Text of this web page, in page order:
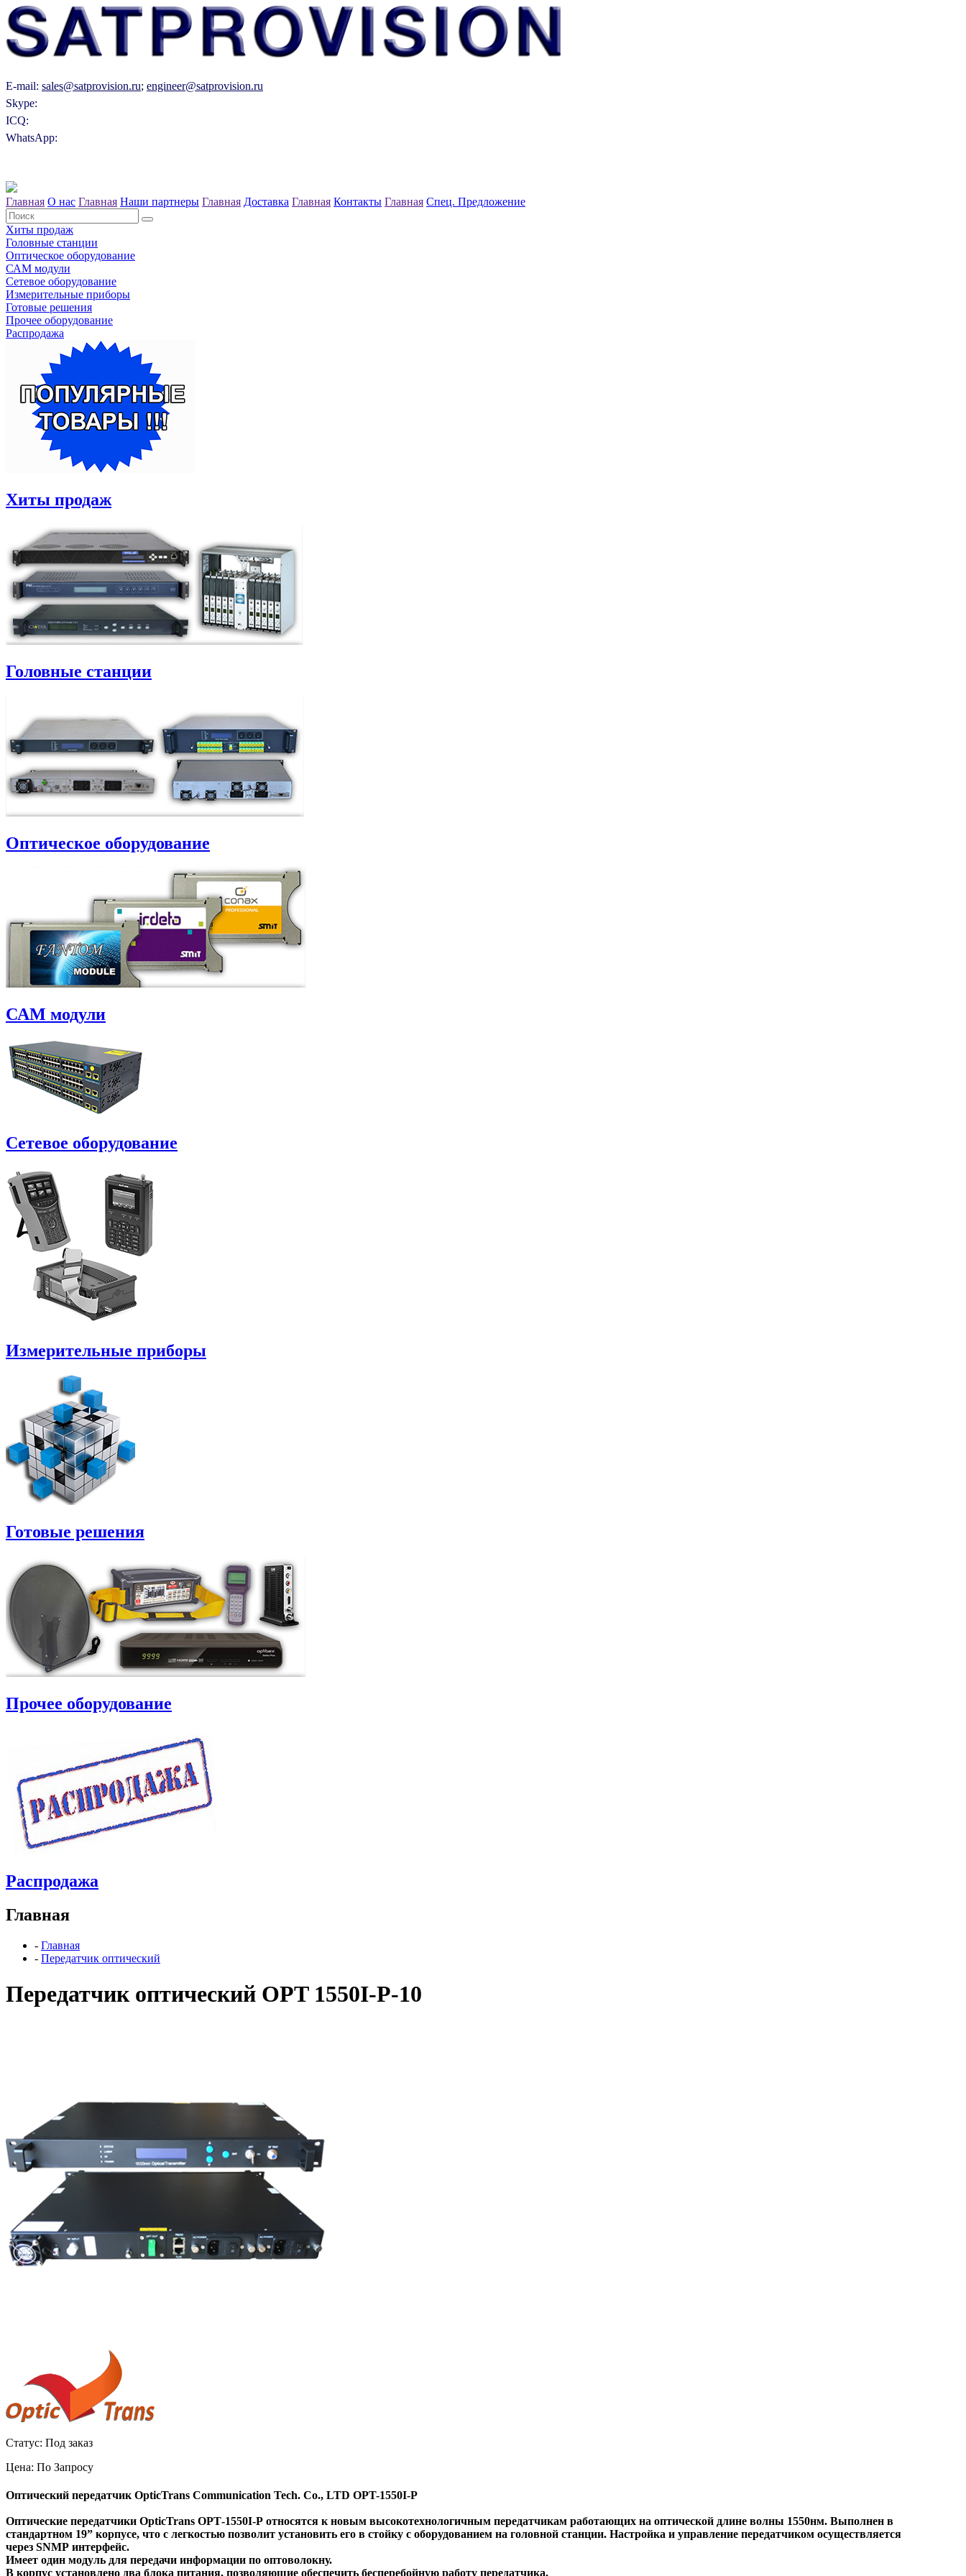
E-mail: sales@satprovision.ru; engineer@satprovision.ru
Skype:
ICQ:
WhatsApp:
Главная О нас Главная Наши партнеры Главная Доставка Главная Контакты Главная Спец. Предложение
Хиты продаж
Головные станции
Оптическое оборудование
САM модули
Сетевое оборудование
Измерительные приборы
Готовые решения
Прочее оборудование
Распродажа
Хиты продаж
Головные станции
Оптическое оборудование
САM модули
Сетевое оборудование
Измерительные приборы
Готовые решения
Прочее оборудование
Распродажа
Главная
- Главная
- Передатчик оптический
Передатчик оптический OPT 1550I-P-10
Статус: Под заказ
Цена: По Запросу
Оптический передатчик OpticTrans Communication Tech. Co., LTD OPT-1550I-P
Оптические передатчики OpticTrans OPT-1550I-P относятся к новым высокотехнологичным передатчикам работающих на оптической длине волны 1550нм. Выполнен в
стандартном 19” корпусе, что с легкостью позволит установить его в стойку с оборудованием на головной станции. Настройка и управление передатчиком осуществляется
через SNMP интерфейс.
Имеет один модуль для передачи информации по оптоволокну.
В корпус установлено два блока питания, позволяющие обеспечить бесперебойную работу передатчика.